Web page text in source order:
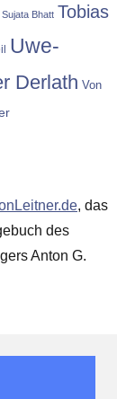
Sujata Bhatt Tobias
Uwe-
Derlath Von
, das
des
Anton G.